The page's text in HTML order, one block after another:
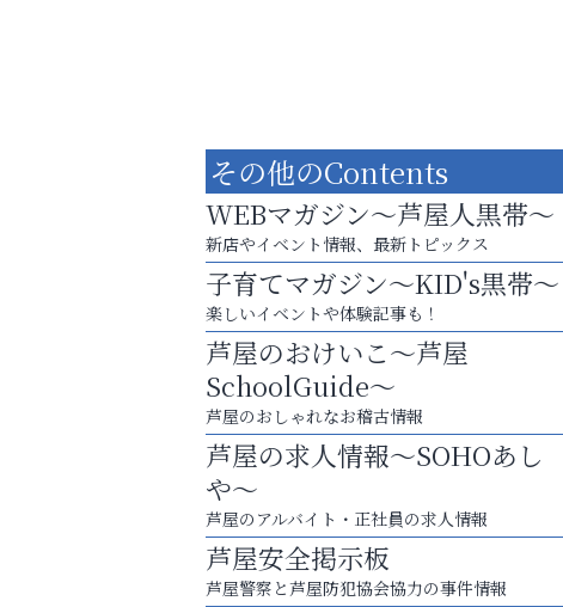
猫背･側弯、背骨の歪みを
整えませんか？
阪神相続相談協会
その他のContents
WEBマガジン～芦屋人黒帯～
新店やイベント情報、最新トピックス
子育てマガジン～KID's黒帯～
楽しいイベントや体験記事も！
芦屋のおけいこ～芦屋
SchoolGuide～
芦屋のおしゃれなお稽古情報
芦屋の求人情報～SOHOあし
や～
芦屋のアルバイト・正社員の求人情報
芦屋安全掲示板
芦屋警察と芦屋防犯協会協力の事件情報